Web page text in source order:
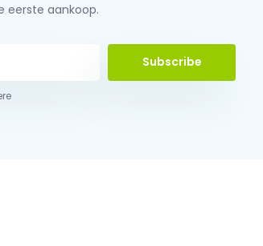
eerste aankoop.
Subscribe